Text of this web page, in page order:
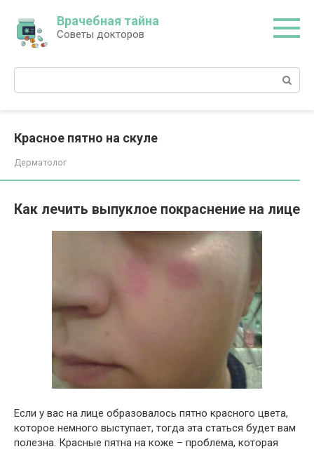
контенту
Врачебная тайна
Советы докторов
Поиск:
Красное пятно на скуле
Дерматолог
Как лечить выпуклое покраснение на лице
Если у вас на лице образовалось пятно красного цвета,
которое немного выступает, тогда эта статься будет вам
полезна. Красные пятна на коже – проблема, которая